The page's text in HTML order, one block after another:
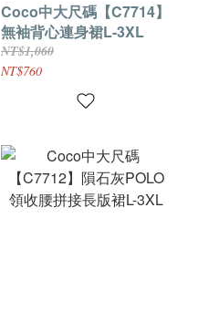
Coco中大尺碼【C7714】
無袖背心連身裙L-3XL
NT$1,060
NT$760